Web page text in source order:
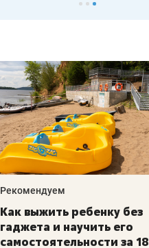
Рекомендуем
Как выжить ребенку без
гаджета и научить его
самостоятельности за 18